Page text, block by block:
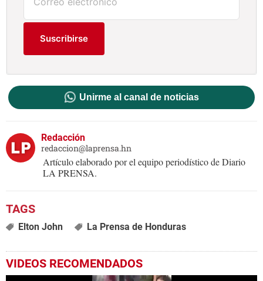
Suscribirse
Unirme al canal de noticias
Redacción
redaccion@laprensa.hn
Artículo elaborado por el equipo periodístico de Diario
LA PRENSA.
Elton John La Prensa de Honduras
VIDEOS RECOMENDADOS